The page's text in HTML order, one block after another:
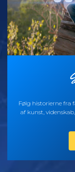
Følg historierne fra
af kunst,